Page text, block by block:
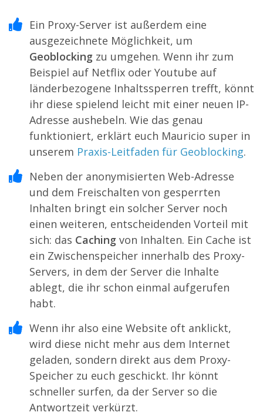
Ein Proxy-Server ist außerdem eine
ausgezeichnete Möglichkeit, um
Geoblocking zu umgehen. Wenn ihr zum
Beispiel auf Netflix oder Youtube auf
länderbezogene Inhaltssperren trefft, könnt
ihr diese spielend leicht mit einer neuen IP-
Adresse aushebeln. Wie das genau
funktioniert, erklärt euch Mauricio super in
unserem Praxis-Leitfaden für Geoblocking.
Neben der anonymisierten Web-Adresse
und dem Freischalten von gesperrten
Inhalten bringt ein solcher Server noch
einen weiteren, entscheidenden Vorteil mit
sich: das Caching von Inhalten. Ein Cache ist
ein Zwischenspeicher innerhalb des Proxy-
Servers, in dem der Server die Inhalte
ablegt, die ihr schon einmal aufgerufen
habt.
Wenn ihr also eine Website oft anklickt,
wird diese nicht mehr aus dem Internet
geladen, sondern direkt aus dem Proxy-
Speicher zu euch geschickt. Ihr könnt
schneller surfen, da der Server so die
Antwortzeit verkürzt.